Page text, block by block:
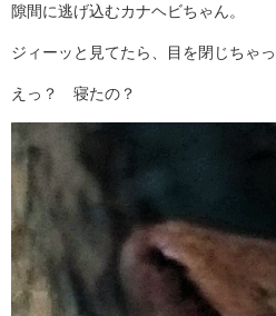
隙間に逃げ込むカナヘビちゃん。
ジィーッと見てたら、目を閉じちゃ
えっ？ 寝たの？